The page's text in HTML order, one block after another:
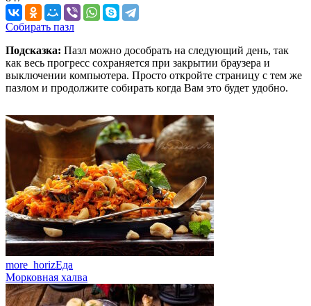
Собирать пазл
Подсказка: Пазл можно дособрать на следующий день, так
как весь прогресс сохраняется при закрытии браузера и
выключении компьютера. Просто откройте страницу с тем же
пазлом и продолжите собирать когда Вам это будет удобно.
more_horizЕда
Морковная халва